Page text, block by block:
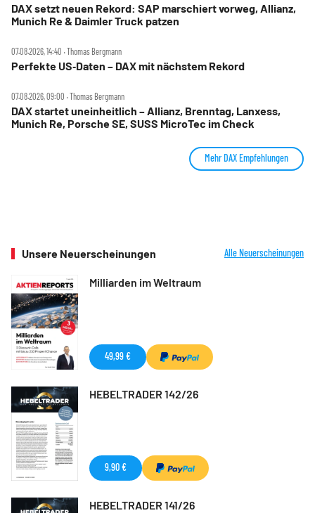
DAX setzt neuen Rekord: SAP marschiert vorweg, Allianz,
Munich Re & Daimler Truck patzen
07.08.2026, 14:40 ‧ Thomas Bergmann
Perfekte US‑Daten – DAX mit nächstem Rekord
07.08.2026, 09:00 ‧ Thomas Bergmann
DAX startet uneinheitlich – Allianz, Brenntag, Lanxess,
Munich Re, Porsche SE, SUSS MicroTec im Check
Mehr DAX Empfehlungen
Unsere Neuerscheinungen Alle Neuerscheinungen
Milliarden im Weltraum
49,99 €
HEBELTRADER 142/26
9,90 €
HEBELTRADER 141/26